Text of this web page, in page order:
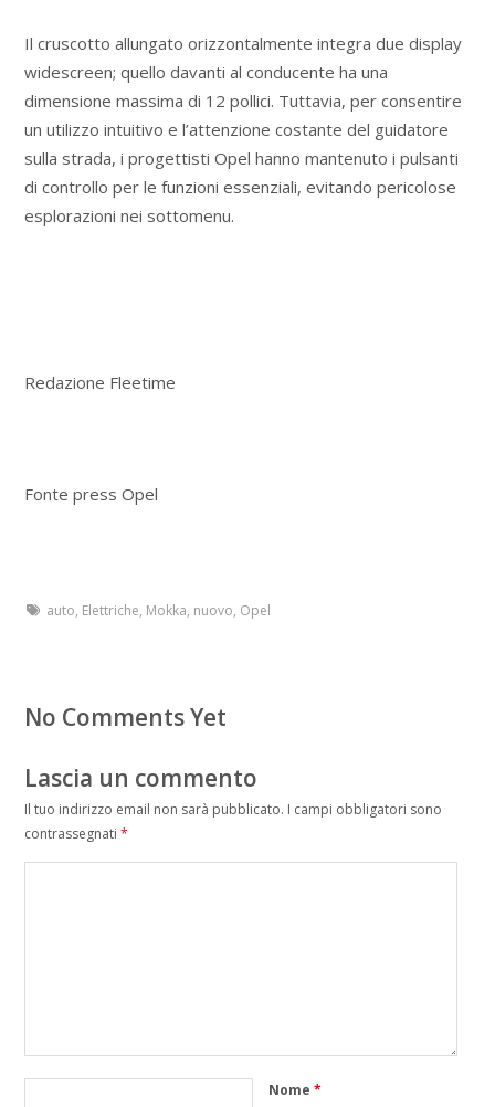
Il cruscotto allungato orizzontalmente integra due display
widescreen; quello davanti al conducente ha una
dimensione massima di 12 pollici. Tuttavia, per consentire
un utilizzo intuitivo e l’attenzione costante del guidatore
sulla strada, i progettisti Opel hanno mantenuto i pulsanti
di controllo per le funzioni essenziali, evitando pericolose
esplorazioni nei sottomenu.
Redazione Fleetime
Fonte press Opel
auto, Elettriche, Mokka, nuovo, Opel
No Comments Yet
Lascia un commento
Il tuo indirizzo email non sarà pubblicato. I campi obbligatori sono
contrassegnati *
Nome *